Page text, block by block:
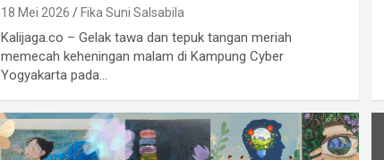
18 Mei 2026 Fika Suni Salsabila
Kalijaga.co – Gelak tawa dan tepuk tangan meriah
memecah keheningan malam di Kampung Cyber
Yogyakarta pada…